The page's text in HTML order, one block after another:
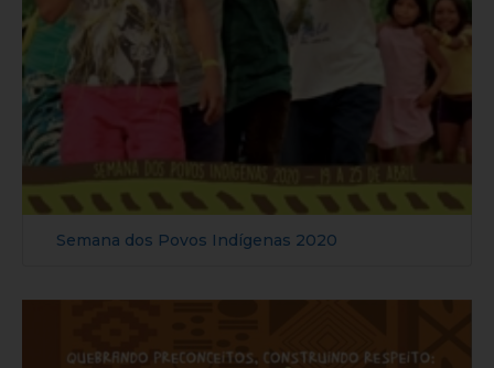
Semana dos Povos Indígenas 2020